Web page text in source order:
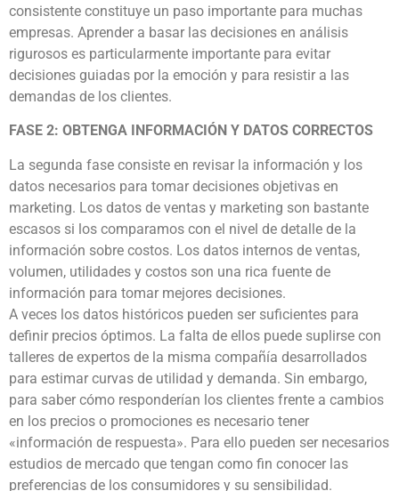
consistente constituye un paso importante para muchas
empresas. Aprender a basar las decisiones en análisis
rigurosos es particularmente importante para evitar
decisiones guiadas por la emoción y para resistir a las
demandas de los clientes.
FASE 2: OBTENGA INFORMACIÓN Y DATOS CORRECTOS
La segunda fase consiste en revisar la información y los
datos necesarios para tomar decisiones objetivas en
marketing. Los datos de ventas y marketing son bastante
escasos si los comparamos con el nivel de detalle de la
información sobre costos. Los datos internos de ventas,
volumen, utilidades y costos son una rica fuente de
información para tomar mejores decisiones.
A veces los datos históricos pueden ser suficientes para
definir precios óptimos. La falta de ellos puede suplirse con
talleres de expertos de la misma compañía desarrollados
para estimar curvas de utilidad y demanda. Sin embargo,
para saber cómo responderían los clientes frente a cambios
en los precios o promociones es necesario tener
«información de respuesta». Para ello pueden ser necesarios
estudios de mercado que tengan como fin conocer las
preferencias de los consumidores y su sensibilidad.